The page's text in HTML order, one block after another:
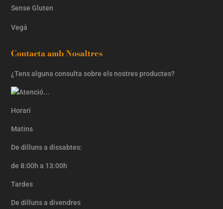
Sense Gluten
Vegá
Contacta amb Nosaltres
¿Tens alguna consulta sobre els nostres productes?
Horari
Matins
De dilluns a dissabtes:
de 8:00h a 13:00h
Tardes
De dilluns a divendres